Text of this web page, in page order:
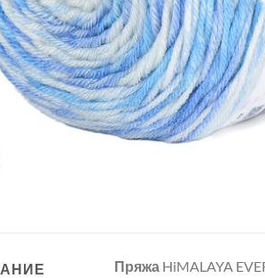
Пряжа HiMALAYA